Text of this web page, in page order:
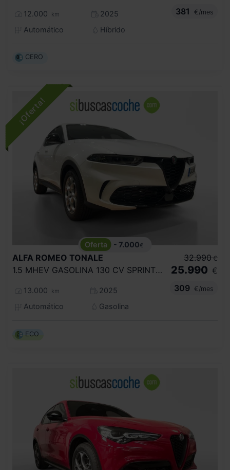
12.000 km
2025
Automático
Híbrido
381
€/mes
CERO
- 7.000€
ALFA ROMEO TONALE
1.5 MHEV GASOLINA 130 CV SPRINT FWD
13.000 km
2025
Automático
Gasolina
32.990 €
25.990 €
309
€/mes
ECO